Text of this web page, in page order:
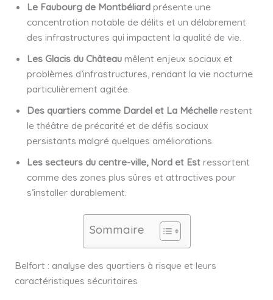
Le Faubourg de Montbéliardprésente une
concentration notable de délits et un délabrement
des infrastructures qui impactent la qualité de vie.
Les Glacis du Châteaumêlent enjeux sociaux et
problèmes d’infrastructures, rendant la vie nocturne
particulièrement agitée.
Des quartiers comme Dardel et La Méchellerestent
le théâtre de précarité et de défis sociaux
persistants malgré quelques améliorations.
Les secteurs du centre-ville, Nord et Estressortent
comme des zones plus sûres et attractives pour
s’installer durablement.
Sommaire
Belfort : analyse des quartiers à risque et leurs
caractéristiques sécuritaires